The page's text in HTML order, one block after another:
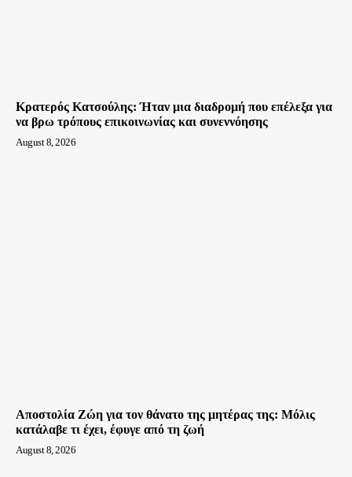
Κρατερός Κατσούλης: Ήταν μια διαδρομή που επέλεξα για
να βρω τρόπους επικοινωνίας και συνεννόησης
August 8, 2026
Αποστολία Ζώη για τον θάνατο της μητέρας της: Μόλις
κατάλαβε τι έχει, έφυγε από τη ζωή
August 8, 2026